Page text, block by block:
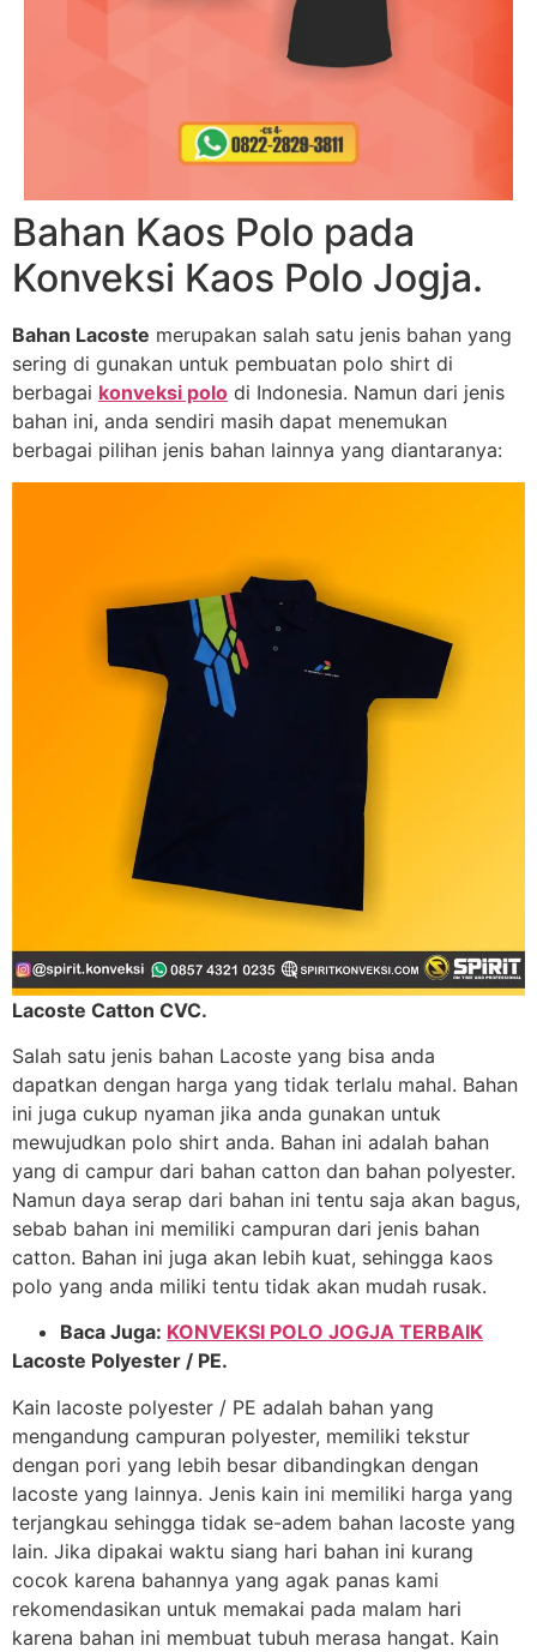
Bahan Kaos Polo pada
Konveksi Kaos Polo Jogja.
Bahan Lacoste merupakan salah satu jenis bahan yang
sering di gunakan untuk pembuatan polo shirt di
berbagai konveksi polo di Indonesia. Namun dari jenis
bahan ini, anda sendiri masih dapat menemukan
berbagai pilihan jenis bahan lainnya yang diantaranya:
Lacoste Catton CVC.
Salah satu jenis bahan Lacoste yang bisa anda
dapatkan dengan harga yang tidak terlalu mahal. Bahan
ini juga cukup nyaman jika anda gunakan untuk
mewujudkan polo shirt anda. Bahan ini adalah bahan
yang di campur dari bahan catton dan bahan polyester.
Namun daya serap dari bahan ini tentu saja akan bagus,
sebab bahan ini memiliki campuran dari jenis bahan
catton. Bahan ini juga akan lebih kuat, sehingga kaos
polo yang anda miliki tentu tidak akan mudah rusak.
Baca Juga: KONVEKSI POLO JOGJA TERBAIK
Lacoste Polyester / PE.
Kain lacoste polyester / PE adalah bahan yang
mengandung campuran polyester, memiliki tekstur
dengan pori yang lebih besar dibandingkan dengan
lacoste yang lainnya. Jenis kain ini memiliki harga yang
terjangkau sehingga tidak se-adem bahan lacoste yang
lain. Jika dipakai waktu siang hari bahan ini kurang
cocok karena bahannya yang agak panas kami
rekomendasikan untuk memakai pada malam hari
karena bahan ini membuat tubuh merasa hangat. Kain